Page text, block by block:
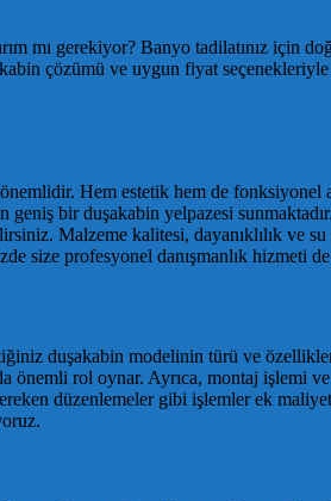
mı gerekiyor? Banyo tadilatınız için
çözümü ve uygun fiyat
Hem estetik hem de fonksiyonel
bir duşakabin yelpazesi
Malzeme kalitesi, dayanıklılık ve
size profesyonel danışmanlık hizmeti
duşakabin modelinin türü ve
önemli rol oynar. Ayrıca, montaj işlemi
düzenlemeler gibi işlemler ek